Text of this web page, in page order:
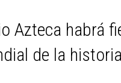
Azteca habrá
de la